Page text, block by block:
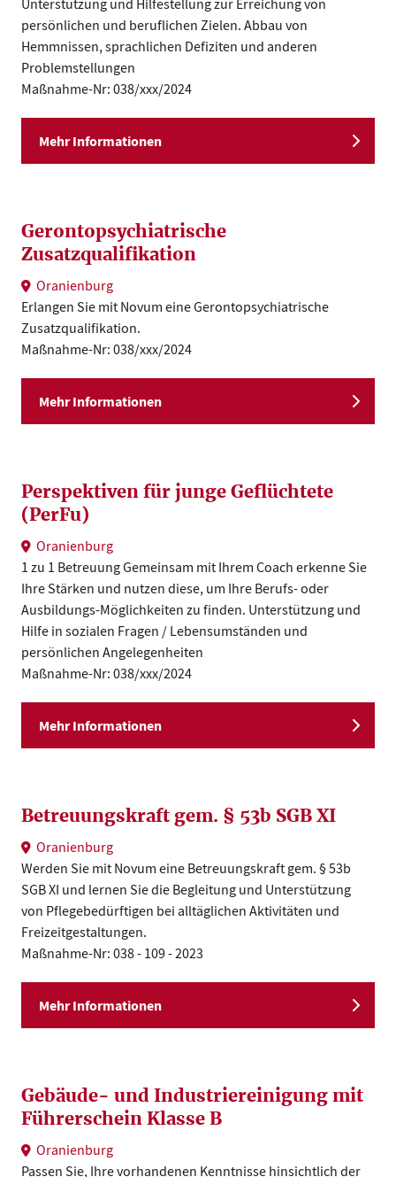
Unterstützung und Hilfestellung zur Erreichung von
persönlichen und beruflichen Zielen. Abbau von
Hemmnissen, sprachlichen Defiziten und anderen
Problemstellungen
Maßnahme-Nr: 038/xxx/2024
Mehr Informationen
Gerontopsychiatrische
Zusatzqualifikation
Oranienburg
Erlangen Sie mit Novum eine Gerontopsychiatrische
Zusatzqualifikation.
Maßnahme-Nr: 038/xxx/2024
Mehr Informationen
Perspektiven für junge Geflüchtete
(PerFu)
Oranienburg
1 zu 1 Betreuung Gemeinsam mit Ihrem Coach erkenne Sie
Ihre Stärken und nutzen diese, um Ihre Berufs- oder
Ausbildungs-Möglichkeiten zu finden. Unterstützung und
Hilfe in sozialen Fragen / Lebensumständen und
persönlichen Angelegenheiten
Maßnahme-Nr: 038/xxx/2024
Mehr Informationen
Betreuungskraft gem. § 53b SGB XI
Oranienburg
Werden Sie mit Novum eine Betreuungskraft gem. § 53b
SGB XI und lernen Sie die Begleitung und Unterstützung
von Pflegebedürftigen bei alltäglichen Aktivitäten und
Freizeitgestaltungen.
Maßnahme-Nr: 038 - 109 - 2023
Mehr Informationen
Gebäude- und Industriereinigung mit
Führerschein Klasse B
Oranienburg
Passen Sie, Ihre vorhandenen Kenntnisse hinsichtlich der